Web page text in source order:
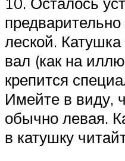
леской.
вал (как на
крепится
Имейте в виду,
обычно левая.
в катушку